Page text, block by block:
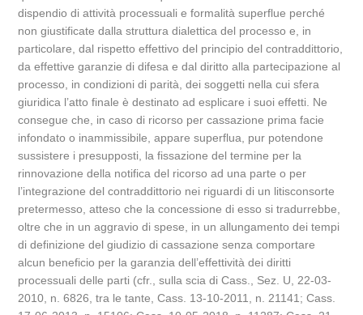
dispendio di attività processuali e formalità superflue perché
non giustificate dalla struttura dialettica del processo e, in
particolare, dal rispetto effettivo del principio del contraddittorio,
da effettive garanzie di difesa e dal diritto alla partecipazione al
processo, in condizioni di parità, dei soggetti nella cui sfera
giuridica l’atto finale è destinato ad esplicare i suoi effetti. Ne
consegue che, in caso di ricorso per cassazione prima facie
infondato o inammissibile, appare superflua, pur potendone
sussistere i presupposti, la fissazione del termine per la
rinnovazione della notifica del ricorso ad una parte o per
l’integrazione del contraddittorio nei riguardi di un litisconsorte
pretermesso, atteso che la concessione di esso si tradurrebbe,
oltre che in un aggravio di spese, in un allungamento dei tempi
di definizione del giudizio di cassazione senza comportare
alcun beneficio per la garanzia dell’effettività dei diritti
processuali delle parti (cfr., sulla scia di Cass., Sez. U, 22-03-
2010, n. 6826, tra le tante, Cass. 13-10-2011, n. 21141; Cass.